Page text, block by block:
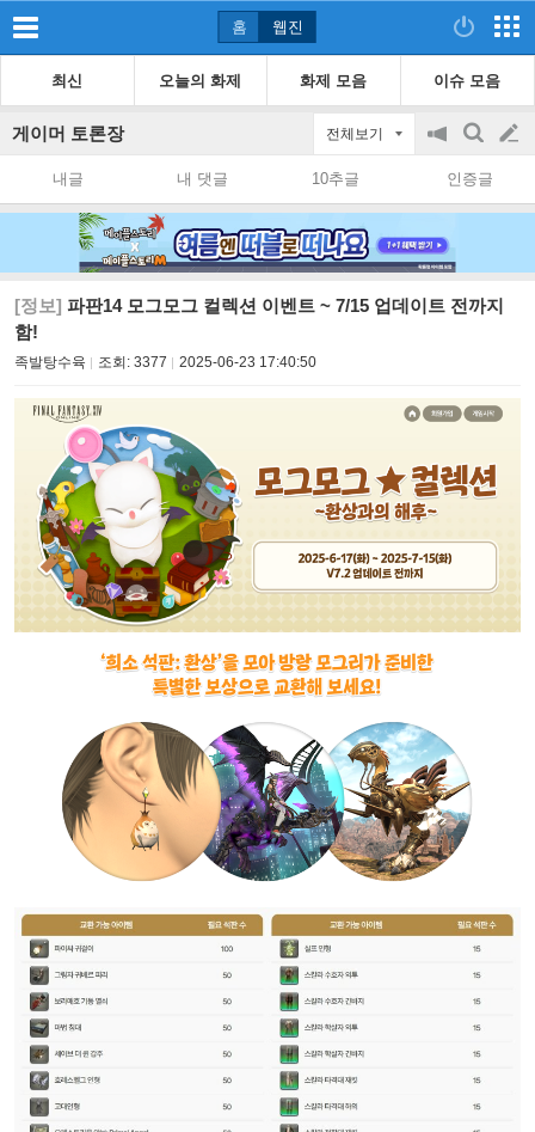
홈 웹진
최신 오늘의 화제 화제 모음 이슈 모음
게이머 토론장 전체보기
공
on/off
검
색
글
쓰
내글 내 댓글 10추글 인증글
[정보] 파판14 모그모그 컬렉션 이벤트 ~ 7/15 업데이트 전까지
함!
족발탕수육 조회: 3377 2025-06-23 17:40:50